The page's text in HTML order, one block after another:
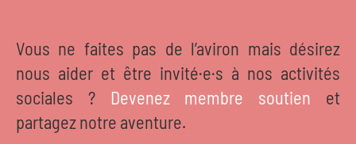
Vous ne faites pas de l’aviron mais désirez
nous aider et être invité·e·s à nos activités
sociales ? Devenez membre soutien et
partagez notre aventure.